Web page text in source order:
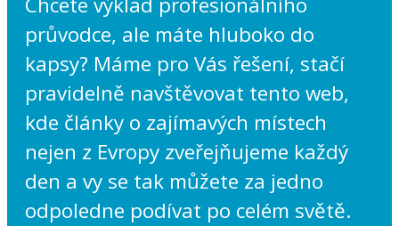
průvodce, ale máte hluboko do
kapsy? Máme pro Vás řešení, stačí
pravidelně navštěvovat tento web,
kde články o zajímavých místech
nejen z Evropy zveřejňujeme každý
den a vy se tak můžete za jedno
odpoledne podívat po celém světě.